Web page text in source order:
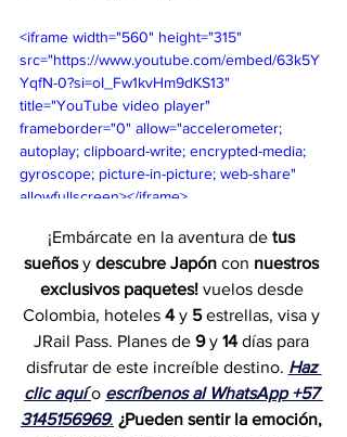
<iframe width="560" height="315"
src="https://www.youtube.com/embed/63k5Y
YqfN-0?si=oI_Fw1kvHm9dKS13"
title="YouTube video player"
frameborder="0" allow="accelerometer;
autoplay; clipboard-write; encrypted-media;
gyroscope; picture-in-picture; web-share"
allowfullscreen></iframe>
¡Embárcate en la aventura de tus
sueños y descubre Japón con nuestros
exclusivos paquetes! vuelos desde
Colombia, hoteles 4 y 5 estrellas, visa y
JRail Pass. Planes de 9 y 14 días para
disfrutar de este increíble destino. Haz
clic aquí o escríbenos al WhatsApp +57
3145156969. ¿Pueden sentir la emoción,